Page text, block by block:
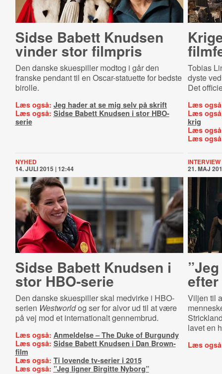
Sidse Babett Knudsen
vinder stor filmpris
Den danske skuespiller modtog i går den
franske pendant til en Oscar-statuette for bedste
birolle.
Læs også: Jeg hader at se mig selv på skrift
Læs også: Sidse Babett Knudsen i stor HBO-
serie
Tobias
dyste
Det
Læs
Læs
krig
Læs
Læs
NYHED
14. JULI 2015 | 12:44
Sidse Babett Knudsen i
stor HBO-serie
Den danske skuespiller skal medvirke i HBO-
serien Westworldog ser for alvor ud til at være
på vej mod et internationalt gennembrud.
Læs også: Anmeldelse – The Duke of Burgundy
Læs også: Sidse Babett Knudsen i Dan Brown-
film
Læs også: Ti lovende tv-serier i 2015
Læs også: ”Jeg ligner Birgitte Nyborg”
INTERVIEW
21. MAJ
efter
Viljen til
lavet en
Læs